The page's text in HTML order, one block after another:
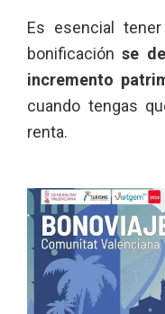
Es esencial
bonificaciónse
incremento
cuando tengas
renta.